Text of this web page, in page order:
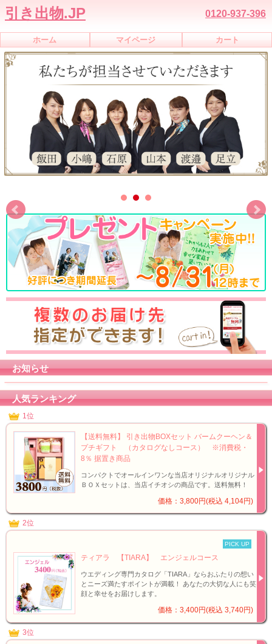
引き出物.JP 0120-937-396
ホーム マイページ カート
お知らせ
人気ランキング
1位
【送料無料】 引き出物BOXセット バームクーヘン＆
プチギフト （カタログなしコース） ※消費税・
8％ 据置き商品
コンパクトでオールインワンな当店オリジナルオリジナル
ＢＯＸセットは、当店イチオシの商品です。送料無料！
価格：3,800円(税込 4,104円)
2位
PICK UP
ティアラ 【TIARA】 エンジェルコース
ウエディング専門カタログ「TIARA」ならおふたりの想い
とニーズ満たすポイントが満載！ あなたの大切な人にも笑
顔と幸せをお届けします。
価格：3,400円(税込 3,740円)
3位